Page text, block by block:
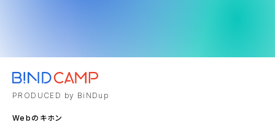
PRODUCED by BiNDup
Webのキホン